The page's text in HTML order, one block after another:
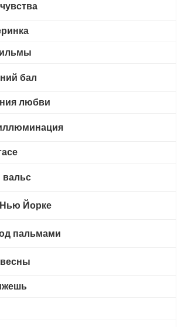
бал
любви
вальс
Йорке
пальмами